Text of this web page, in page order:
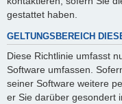
gestattet haben.
GELTUNGSBEREICH
Diese Richtlinie umfasst
Software umfassen.
seiner Software weitere
er Sie darüber gesondert